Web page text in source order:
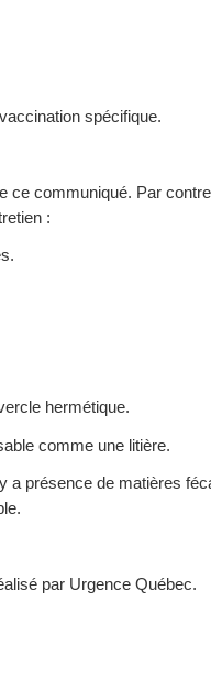
spécifique.
ce communiqué. Par
:
hermétique.
comme une litière.
a présence de matières
par Urgence Québec.